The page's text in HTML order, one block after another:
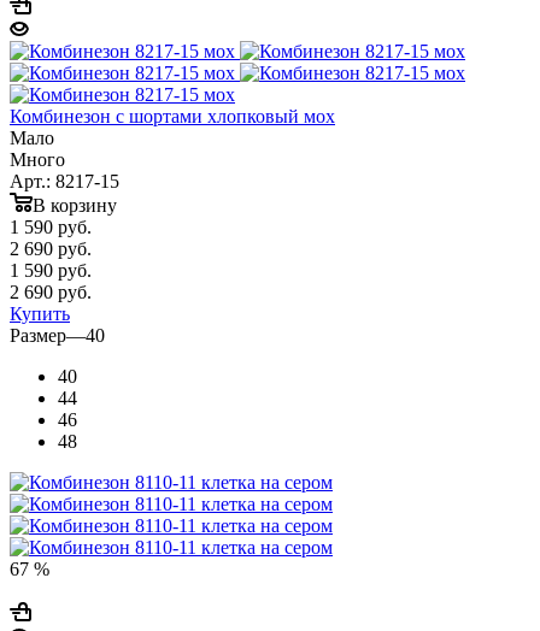
Комбинезон с шортами хлопковый мох
Мало
Много
Арт.: 8217-15
В корзину
1 590 руб.
2 690 руб.
1 590 руб.
2 690 руб.
Купить
Размер—40
40
44
46
48
67 %